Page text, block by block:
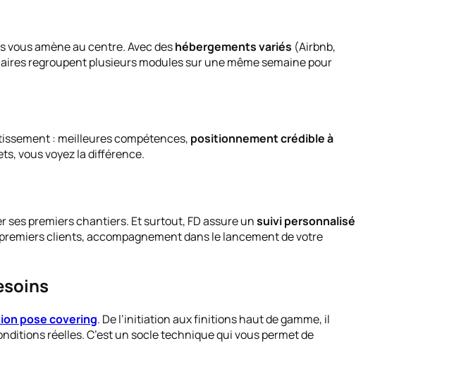
vous amène au centre. Avec deshébergements variés (Airbnb,
regroupent plusieurs modules sur une même semaine pour
: meilleures compétences, positionnement crédible à
vous voyez la différence.
ses premiers chantiers. Et surtout, FD assure unsuivi personnalisé
clients, accompagnement dans le lancement de votre
pose covering. De l’initiation aux finitions haut de gamme, il
réelles. C’est un socle technique qui vous permet de